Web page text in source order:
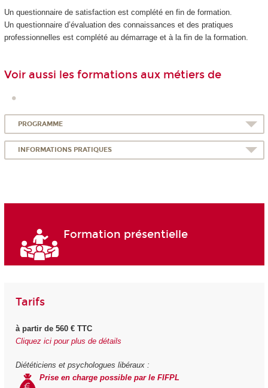
Un questionnaire de satisfaction est complété en fin de formation.
Un questionnaire d’évaluation des connaissances et des pratiques
professionnelles est complété au démarrage et à la fin de la formation.
Voir aussi les formations aux métiers de
PROGRAMME
INFORMATIONS PRATIQUES
Formation présentielle
Tarifs
à partir de 560 € TTC
Cliquez ici pour plus de détails
Diététiciens et psychologues libéraux :
Prise en charge possible par le FIFPL